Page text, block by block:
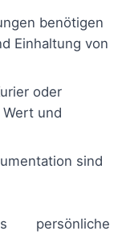
benötigen
Einhaltung von
oder
und
sind
persönliche